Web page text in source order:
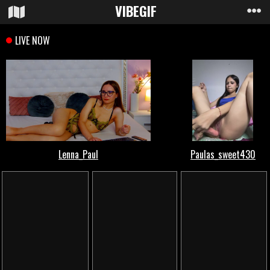
VIBEGIF